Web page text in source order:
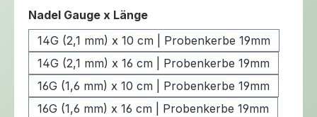
Nadel Gauge x Längeauswählen
14G (2,1 mm) x 10 cm | Probenkerbe 19mm
14G (2,1 mm) x 16 cm | Probenkerbe 19mm
16G (1,6 mm) x 10 cm | Probenkerbe 19mm
16G (1,6 mm) x 16 cm | Probenkerbe 19mm